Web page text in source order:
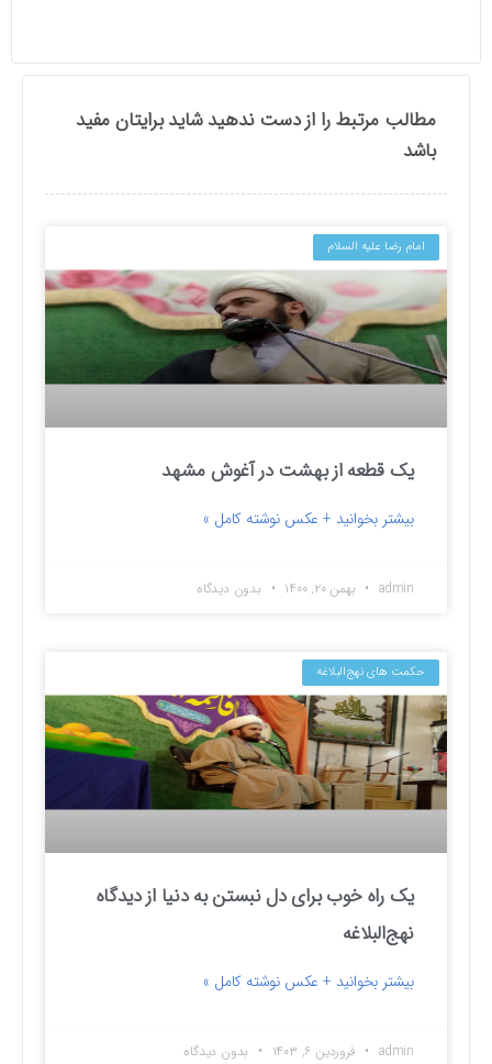
مطالب مرتبط را از دست ندهید شاید برایتان مفید
باشد
امام رضا علیه السلام
یک قطعه از بهشت در آغوش مشهد
بیشتر بخوانید + عکس نوشته کامل »
admin بهمن ۲۰, ۱۴۰۰ بدون دیدگاه
حکمت های نهج‌البلاغه
یک راه خوب برای دل نبستن به دنیا از دیدگاه
نهج‌البلاغه
بیشتر بخوانید + عکس نوشته کامل »
admin فروردین ۶, ۱۴۰۳ بدون دیدگاه